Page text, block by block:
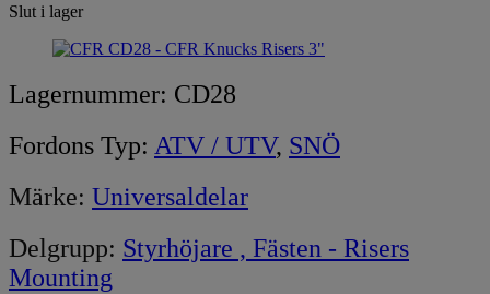
Slut i lager
Lagernummer: CD28
Fordons Typ: ATV / UTV, SNÖ
Märke: Universaldelar
Delgrupp: Styrhöjare , Fästen - Risers
Mounting